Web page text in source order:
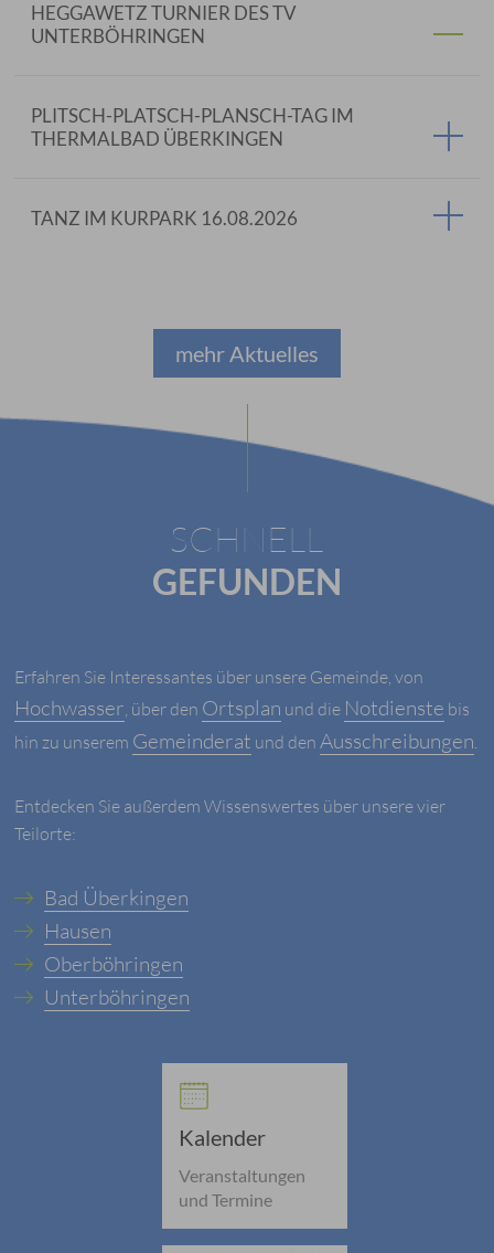
HEGGAWETZ TURNIER DES TV
UNTERBÖHRINGEN
PLITSCH-PLATSCH-PLANSCH-TAG IM
THERMALBAD ÜBERKINGEN
TANZ IM KURPARK 16.08.2026
mehr Aktuelles
SCHNELL
GEFUNDEN
Erfahren Sie Interessantes über unsere Gemeinde, von
Hochwasser, über den Ortsplan und die Notdienste bis
hin zu unserem Gemeinderat und denAusschreibungen.
Entdecken Sie außerdem Wissenswertes über unsere vier
Teilorte:
Bad Überkingen
Hausen
Oberböhringen
Unterböhringen
Kalender
Veranstaltungen
und Termine